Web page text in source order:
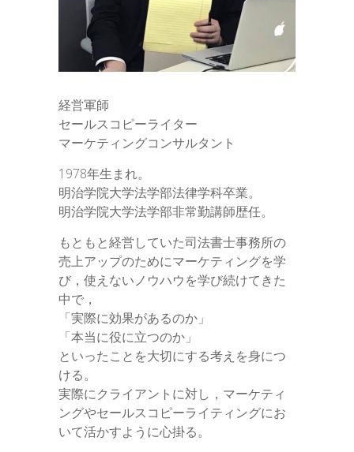
経営軍師
セールスコピーライター
マーケティングコンサルタント
1978年生まれ。
明治学院大学法学部法律学科卒業。
明治学院大学法学部非常勤講師歴任。
もともと経営していた司法書士事務所の
売上アップのためにマーケティングを学
び，使えないノウハウを学び続けてきた
中で，
「実際に効果があるのか」
「本当に役に立つのか」
といったことを大切にする考えを身につ
ける。
実際にクライアントに対し，マーケティ
ングやセールスコピーライティングにお
いて活かすように心掛る。